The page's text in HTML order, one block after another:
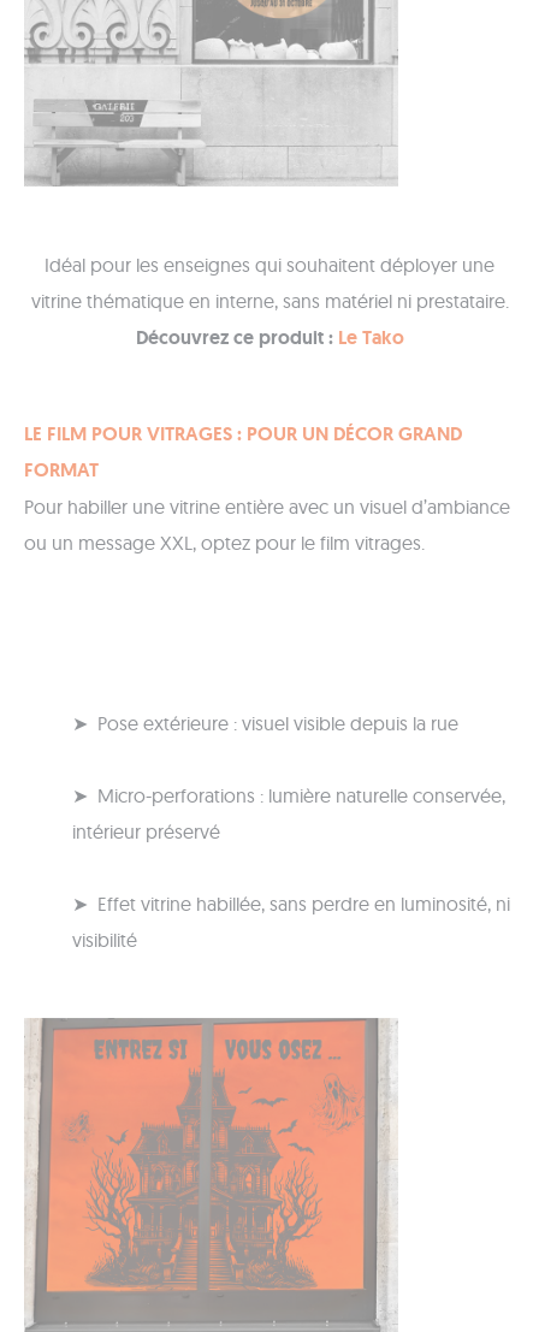
Idéal pour les enseignes qui souhaitent déployer une
vitrine thématique en interne, sans matériel ni prestataire.
Découvrez ce produit : Le Tako
LE FILM POUR VITRAGES : POUR UN DÉCOR GRAND
FORMAT
Pour habiller une vitrine entière avec un visuel d’ambiance
ou un message XXL, optez pour le film vitrages.
➤ Pose extérieure : visuel visible depuis la rue
➤ Micro-perforations : lumière naturelle conservée,
intérieur préservé
➤ Effet vitrine habillée, sans perdre en luminosité, ni
visibilité